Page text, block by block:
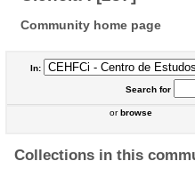
Community home page
In:
Searchfor
orbrowse
Collections in this